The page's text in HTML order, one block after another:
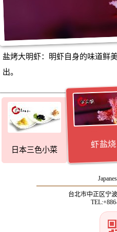
盐烤大明虾：明虾自身的味道鲜
出。
日本三色小菜
虾盐烧
台北市中正区宁